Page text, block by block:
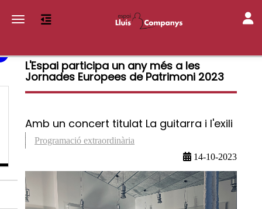
Toggle navigation
L'Espai participa un any més a les
Jornades Europees de Patrimoni 2023
Amb un concert titulat La guitarra i l'exili
Programació extraordinària
14-10-2023